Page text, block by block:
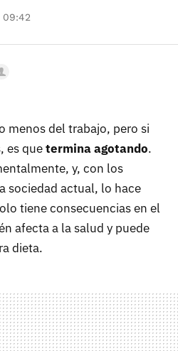
09:42
menos del trabajo, pero si
es quetermina agotando.
y, con los
sociedad actual, lo hace
tiene consecuencias en el
afecta a la salud y puede
dieta.